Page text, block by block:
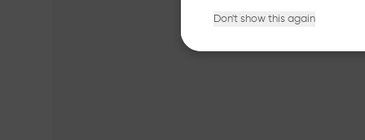
Don't show this again